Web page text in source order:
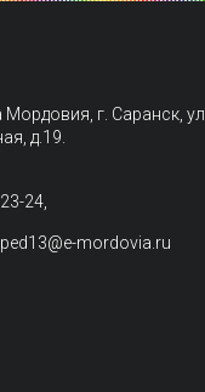
Мордовия, г. Саранск, ул.
д.19.
24,
mordovia.ru